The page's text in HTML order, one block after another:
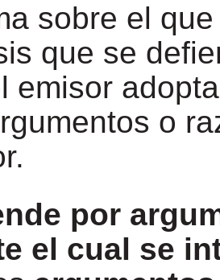
sobre el
que se
emisor
o
por
el cual se